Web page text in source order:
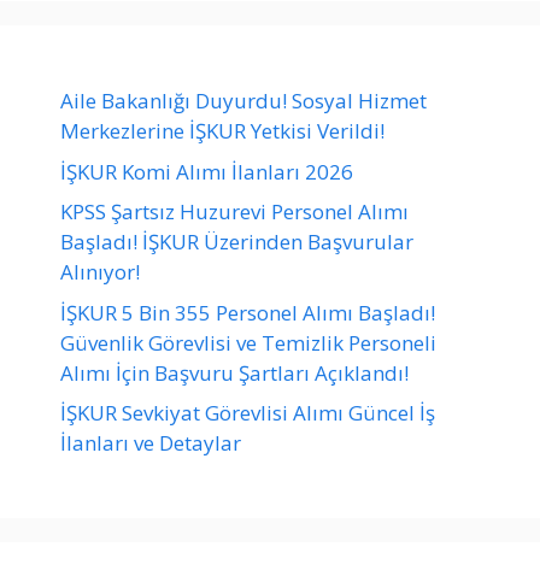
Aile Bakanlığı Duyurdu! Sosyal Hizmet
Merkezlerine İŞKUR Yetkisi Verildi!
İŞKUR Komi Alımı İlanları 2026
KPSS Şartsız Huzurevi Personel Alımı
Başladı! İŞKUR Üzerinden Başvurular
Alınıyor!
İŞKUR 5 Bin 355 Personel Alımı Başladı!
Güvenlik Görevlisi ve Temizlik Personeli
Alımı İçin Başvuru Şartları Açıklandı!
İŞKUR Sevkiyat Görevlisi Alımı Güncel İş
İlanları ve Detaylar